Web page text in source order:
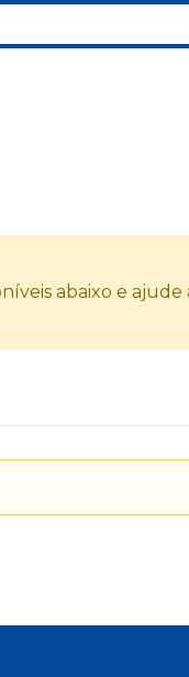
abaixo e ajude